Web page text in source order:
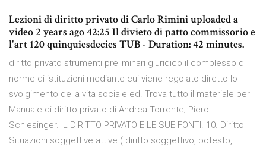
Lezioni di diritto privato di Carlo Rimini uploaded a
video 2 years ago 42:25 Il divieto di patto commissorio e
l'art 120 quinquiesdecies TUB - Duration: 42 minutes.
diritto privato strumenti preliminari giuridico il complesso di
norme di istituzioni mediante cui viene regolato diretto lo
svolgimento della vita sociale ed. Trova tutto il materiale per
Manuale di diritto privato di Andrea Torrente; Piero
Schlesinger. IL DIRITTO PRIVATO E LE SUE FONTI. 10. Diritto
Situazioni soggettive attive ( diritto soggettivo, potestр,